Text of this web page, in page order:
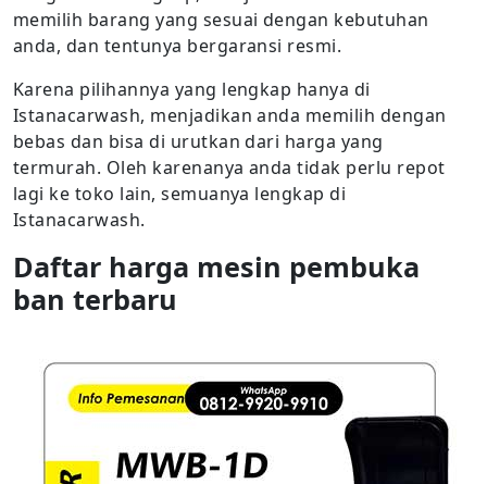
memilih barang yang sesuai dengan kebutuhan
anda, dan tentunya bergaransi resmi.
Karena pilihannya yang lengkap hanya di
Istanacarwash, menjadikan anda memilih dengan
bebas dan bisa di urutkan dari harga yang
termurah. Oleh karenanya anda tidak perlu repot
lagi ke toko lain, semuanya lengkap di
Istanacarwash.
Daftar harga mesin pembuka
ban terbaru